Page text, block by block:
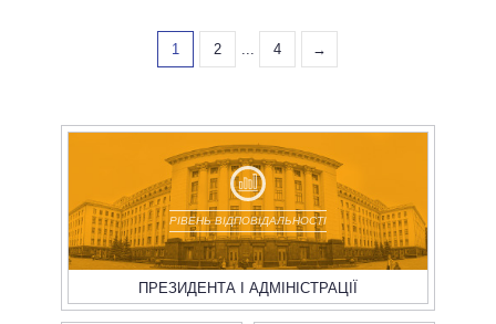
1 2 ... 4 →
РІВЕНЬ ВІДПОВІДАЛЬНОСТІ
ПРЕЗИДЕНТА І АДМІНІСТРАЦІЇ